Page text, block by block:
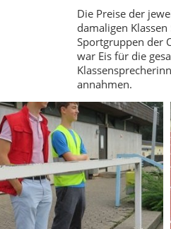
Die Preise der
damaligen
Sportgruppen der
war Eis für die
annahmen.